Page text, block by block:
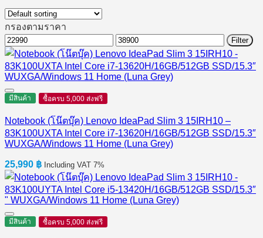
กรองตามราคา
Min
price
Max
price
Filter
มีสินค้า ซื้อครบ 5,000 ส่งฟรี
Notebook (โน๊ตบุ๊ค) Lenovo IdeaPad Slim 3 15IRH10 –
83K100UXTA Intel Core i7-13620H/16GB/512GB SSD/15.3″
WUXGA/Windows 11 Home (Luna Grey)
25,990 ฿ Including VAT 7%
มีสินค้า ซื้อครบ 5,000 ส่งฟรี